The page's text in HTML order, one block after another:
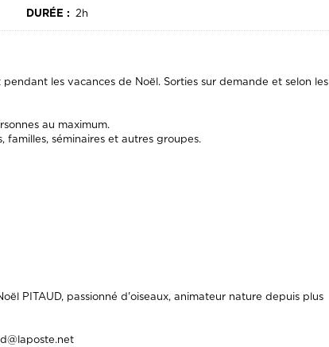
DURÉE : 2h
les vacances de Noël. Sorties sur demande et selon les
au maximum.
familles, séminaires et autres groupes.
PITAUD, passionné d'oiseaux, animateur nature depuis plus